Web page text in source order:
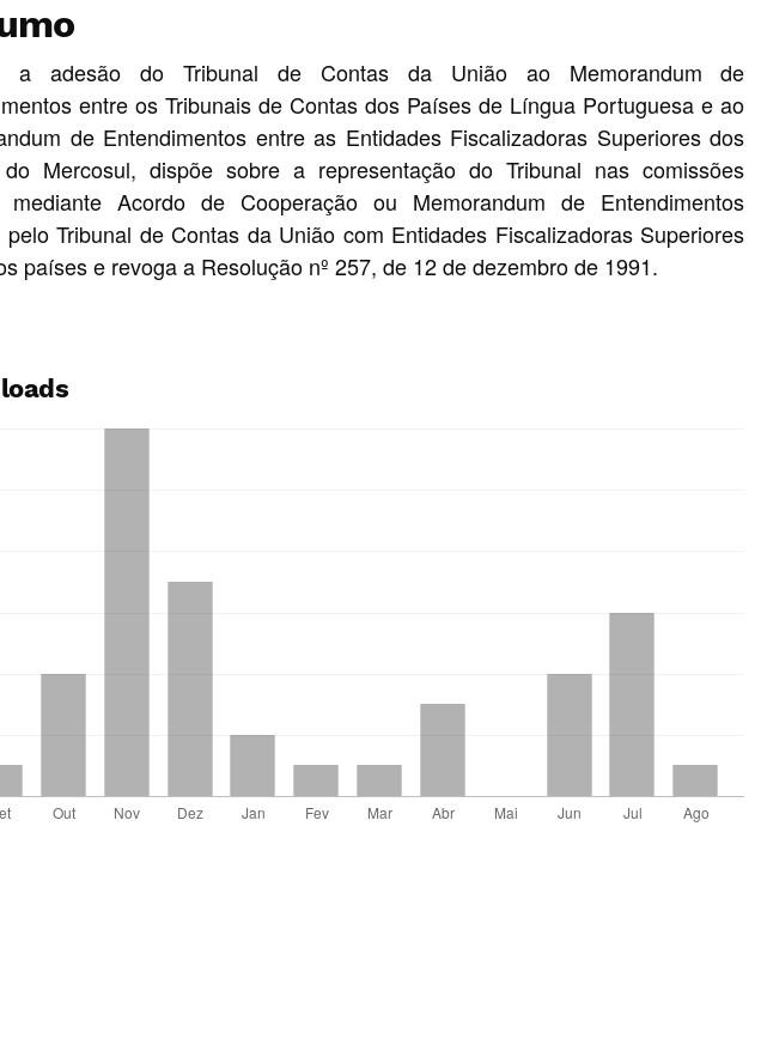
a adesão do Tribunal de Contas da União ao Memorandum de
entre os Tribunais de Contas dos Países de Língua Portuguesa e ao
de Entendimentos entre as Entidades Fiscalizadoras Superiores dos
Mercosul, dispõe sobre a representação do Tribunal nas comissões
mediante Acordo de Cooperação ou Memorandum de Entendimentos
pelo Tribunal de Contas da União com Entidades Fiscalizadoras Superiores
países e revoga a Resolução nº 257, de 12 de dezembro de 1991.